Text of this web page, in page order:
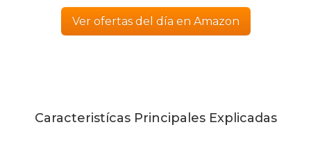
Ver ofertas del día en Amazon
Caracteristícas Principales Explicadas